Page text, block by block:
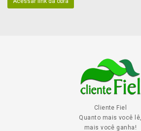
Cliente Fiel
Quanto mais você lê,
mais você ganha!